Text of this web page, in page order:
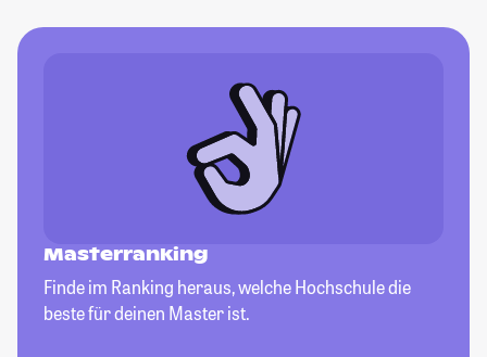
Masterranking
Finde im Ranking heraus, welche Hochschule die
beste für deinen Master ist.